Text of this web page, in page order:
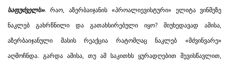
საფუძველს». რაო, აზერბაიჯანის «პროალიევისტური» ელიტა ვინმეზე
ნაკლებ გახრწნილი და გათახსირებული იყო? მიუხედავად ამისა,
აზერბაიჯანული მასის რეაქცია რატომღაც ნაკლებ «მძვინვარე»
აღმოჩნდა. გარდა ამისა, თუ ამ საკითხს ყურადღებით შევისწავლით,